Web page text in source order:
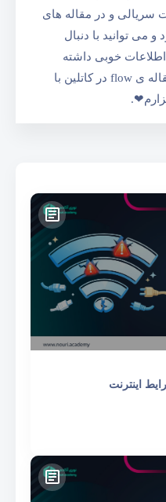
سریالی و در مقاله های
می توانید با دنبال
خوبی داشته
باشید، از این که تا به اینجای مقاله ی flow در کاتلین با
اینترنت